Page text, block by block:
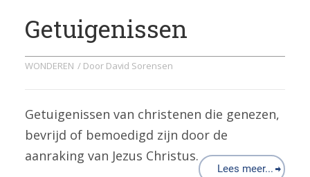
Getuigenissen
WONDEREN / Door David Sorensen
Getuigenissen van christenen die genezen,
bevrijd of bemoedigd zijn door de
aanraking van Jezus Christus.
Lees meer...